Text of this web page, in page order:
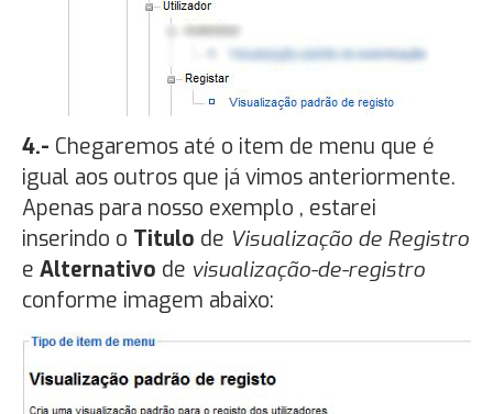
4.- Chegaremos até o item de menu que é
igual aos outros que já vimos anteriormente.
Apenas para nosso exemplo , estarei
inserindo o Titulo de Visualização de Registro
e Alternativo de visualização-de-registro
conforme imagem abaixo: